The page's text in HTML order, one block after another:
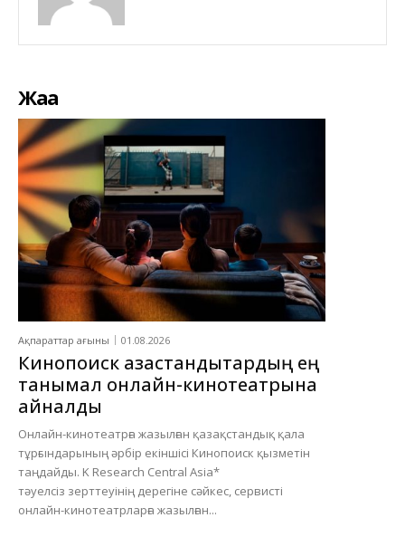
Жаңа
Ақпараттар ағыны 01.08.2026
Кинопоиск қазақстандықтардың ең
танымал онлайн-кинотеатрына
айналды
Онлайн-кинотеатрға жазылған қазақстандық қала
тұрғындарының әрбір екіншісі Кинопоиск қызметін
таңдайды. K Research Central Asia*
тәуелсіз зерттеуінің дерегіне сәйкес, сервисті
онлайн-кинотеатрларға жазылған...